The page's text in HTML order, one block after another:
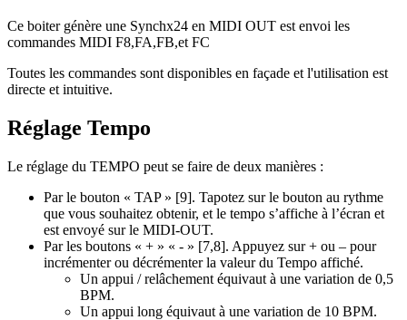
Ce boiter génère une Synchx24 en MIDI OUT est envoi les
commandes MIDI F8,FA,FB,et FC
Toutes les commandes sont disponibles en façade et l'utilisation est
directe et intuitive.
Réglage Tempo
Le réglage du TEMPO peut se faire de deux manières :
Par le bouton « TAP » [9]. Tapotez sur le bouton au rythme
que vous souhaitez obtenir, et le tempo s’affiche à l’écran et
est envoyé sur le MIDI-OUT.
Par les boutons « + » « - » [7,8]. Appuyez sur + ou – pour
incrémenter ou décrémenter la valeur du Tempo affiché.
Un appui / relâchement équivaut à une variation de 0,5
BPM.
Un appui long équivaut à une variation de 10 BPM.